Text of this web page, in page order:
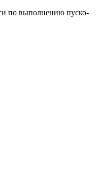
по выполнению пуско-